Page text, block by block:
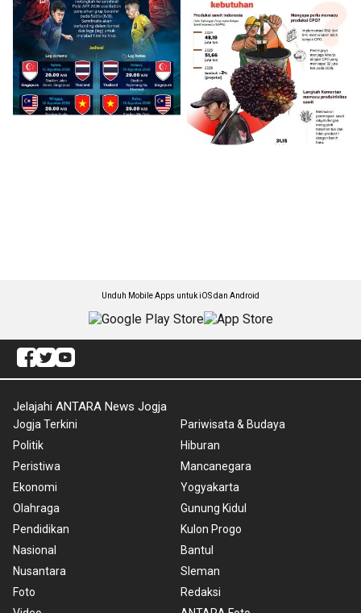
Unduh Mobile Apps untuk iOS dan Android
Jelajahi ANTARA News Jogja
Jogja Terkini
Politik
Peristiwa
Ekonomi
Olahraga
Pendidikan
Nasional
Nusantara
Foto
Pariwisata & Budaya
Hiburan
Mancanegara
Yogyakarta
Gunung Kidul
Kulon Progo
Bantul
Sleman
Redaksi